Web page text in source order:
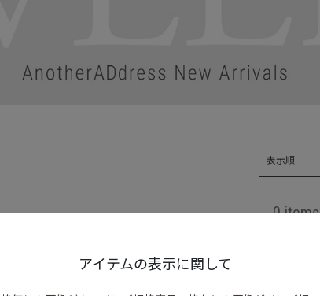
表示順
0 items
アイテムの表示に関して